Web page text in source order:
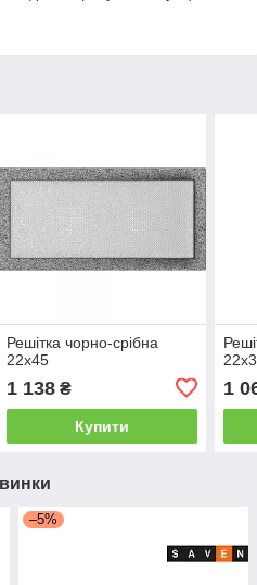
Решітка чорно-срібна
22x45
1 138₴
Купити
1
–5%